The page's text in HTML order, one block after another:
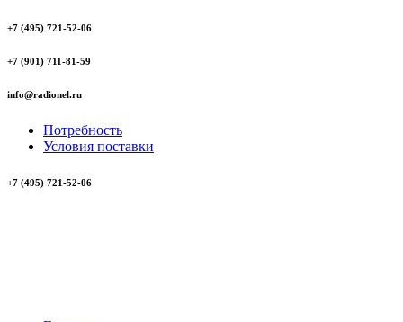
+7 (495) 721-52-06
+7 (901) 711-81-59
info@radionel.ru
Потребность
Условия поставки
+7 (495) 721-52-06